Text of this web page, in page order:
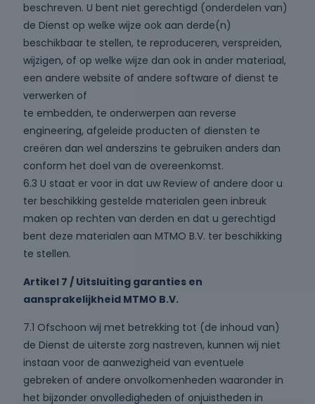
beschreven. U bent niet gerechtigd (onderdelen van)
de Dienst op welke wijze ook aan derde(n)
beschikbaar te stellen, te reproduceren, verspreiden,
wijzigen, of op welke wijze dan ook in ander materiaal,
een andere website of andere software of dienst te
verwerken of
te embedden, te onderwerpen aan reverse
engineering, afgeleide producten of diensten te
creëren dan wel anderszins te gebruiken anders dan
conform het doel van de overeenkomst.
6.3 U staat er voor in dat uw Review of andere door u
ter beschikking gestelde materialen geen inbreuk
maken op rechten van derden en dat u gerechtigd
bent deze materialen aan MTMO B.V. ter beschikking
te stellen.
Artikel 7 / Uitsluiting garanties en
aansprakelijkheid MTMO B.V.
7.1 Ofschoon wij met betrekking tot (de inhoud van)
de Dienst de uiterste zorg nastreven, kunnen wij niet
instaan voor de aanwezigheid van eventuele
gebreken of andere onvolkomenheden waaronder in
het bijzonder onvolledigheden of onjuistheden in